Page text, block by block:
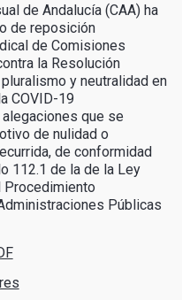
de Andalucía (CAA) ha
de reposición
de Comisiones
la Resolución
y neutralidad en
COVID-19
alegaciones que se
de nulidad o
de conformidad
112.1 de la de la Ley
Procedimiento
Públicas